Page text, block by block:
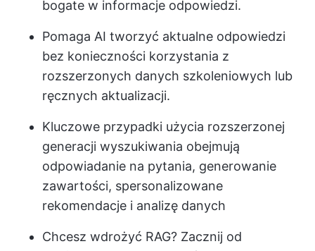
bogate w informacje odpowiedzi.
Pomaga AI tworzyć aktualne odpowiedzi
bez konieczności korzystania z
rozszerzonych danych szkoleniowych lub
ręcznych aktualizacji.
Kluczowe przypadki użycia rozszerzonej
generacji wyszukiwania obejmują
odpowiadanie na pytania, generowanie
zawartości, spersonalizowane
rekomendacje i analizę danych
Chcesz wdrożyć RAG? Zacznij od